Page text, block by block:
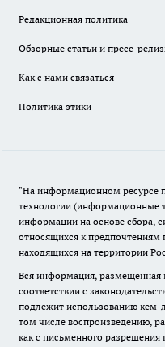
Редакционная политика
Обзорные статьи и пресс-
Как с нами связаться
Политика этики
"На информационном ресурсе
технологии (информационные
информации на основе сбора,
относящихся к предпочтениям
находящихся на территории
Вся информация, размещенная
соответствии с
подлежит использованию
том числе воспроизведению,
как с письменного разрешения